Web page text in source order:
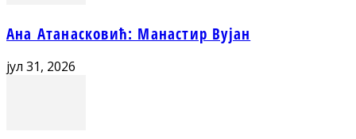
Ана Атанасковић: Манастир Вујан
јул 31, 2026